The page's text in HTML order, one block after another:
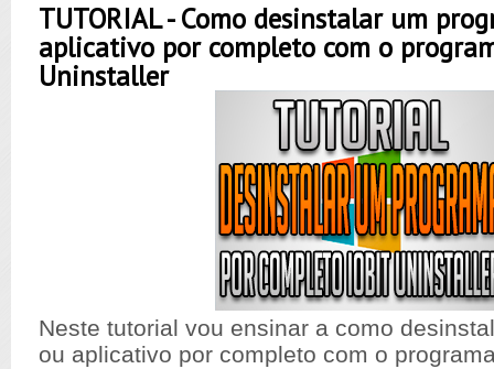
TUTORIAL - Como desinstalar um
aplicativo por completo com o
Uninstaller
Neste tutorial vou ensinar a como
ou aplicativo por completo com o